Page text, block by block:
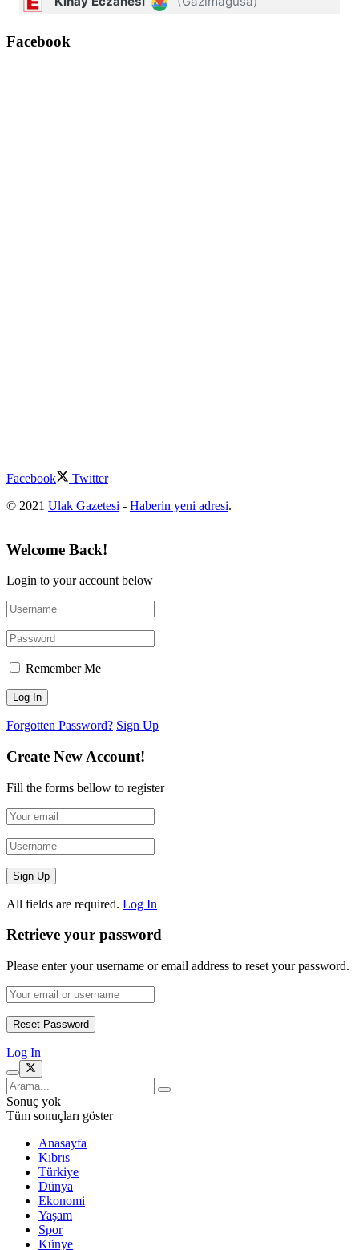
Facebook
Facebook
Twitter
© 2021 Ulak Gazetesi - Haberin yeni adresi.
Welcome Back!
Login to your account below
Remember Me
Forgotten Password? Sign Up
Create New Account!
Fill the forms bellow to register
All fields are required. Log In
Retrieve your password
Please enter your username or email address to reset your password.
Log In
Sonuç yok
Tüm sonuçları göster
Anasayfa
Kıbrıs
Türkiye
Dünya
Ekonomi
Yaşam
Spor
Künye